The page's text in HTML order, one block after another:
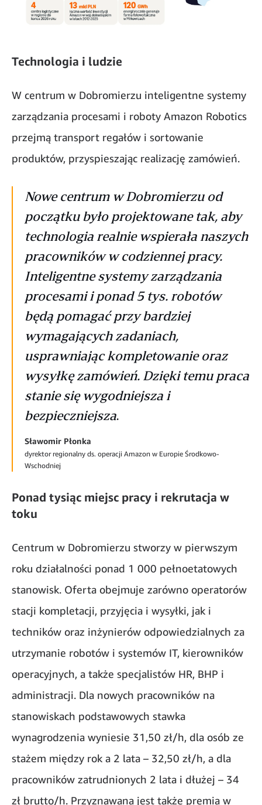
Technologia i ludzie
W centrum w Dobromierzu inteligentne systemy
zarządzania procesami i roboty Amazon Robotics
przejmą transport regałów i sortowanie
produktów, przyspieszając realizację zamówień.
Nowe centrum w Dobromierzu od
początku było projektowane tak, aby
technologia realnie wspierała naszych
pracowników w codziennej pracy.
Inteligentne systemy zarządzania
procesami i ponad 5 tys. robotów
będą pomagać przy bardziej
wymagających zadaniach,
usprawniając kompletowanie oraz
wysyłkę zamówień. Dzięki temu praca
stanie się wygodniejsza i
bezpieczniejsza.
Sławomir Płonka
dyrektor regionalny ds. operacji Amazon w Europie Środkowo-
Wschodniej
Ponad tysiąc miejsc pracy i rekrutacja w
toku
Centrum w Dobromierzu stworzy w pierwszym
roku działalności ponad 1 000 pełnoetatowych
stanowisk. Oferta obejmuje zarówno operatorów
stacji kompletacji, przyjęcia i wysyłki, jak i
techników oraz inżynierów odpowiedzialnych za
utrzymanie robotów i systemów IT, kierowników
operacyjnych, a także specjalistów HR, BHP i
administracji. Dla nowych pracowników na
stanowiskach podstawowych stawka
wynagrodzenia wyniesie 31,50 zł/h, dla osób ze
stażem między rok a 2 lata – 32,50 zł/h, a dla
pracowników zatrudnionych 2 lata i dłużej – 34
zł brutto/h. Przyznawana jest także premia w